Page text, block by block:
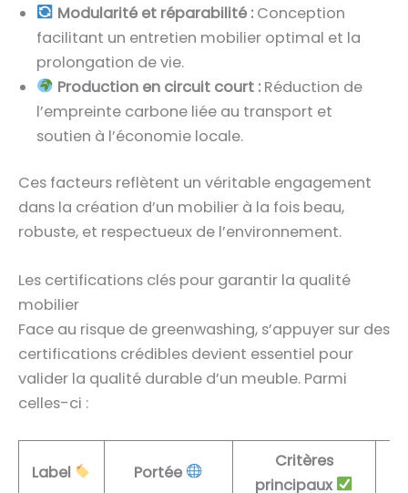
Modularité et réparabilité :Conception
facilitant un entretien mobilier optimal et la
prolongation de vie.
Production en circuit court :Réduction de
l’empreinte carbone liée au transport et
soutien à l’économie locale.
Ces facteurs reflètent un véritable engagement
dans la création d’un mobilier à la fois beau,
robuste, et respectueux de l’environnement.
Les certifications clés pour garantir la qualité
mobilier
Face au risque de greenwashing, s’appuyer sur des
certifications crédibles devient essentiel pour
valider la qualité durable d’un meuble. Parmi
celles-ci :
Label Portée
Critères
principaux